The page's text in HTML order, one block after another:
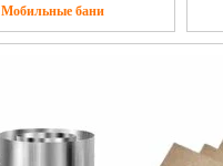
Мобильные бани